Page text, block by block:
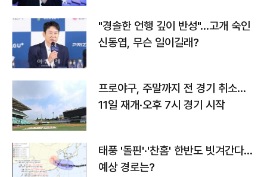
"경솔한 언행 깊이 반성"…고개 숙인
신동엽, 무슨 일이길래?
프로야구, 주말까지 전 경기 취소…
11일 재개·오후 7시 경기 시작
태풍 '돌핀'·'찬홈' 한반도 빗겨간다…
예상 경로는?